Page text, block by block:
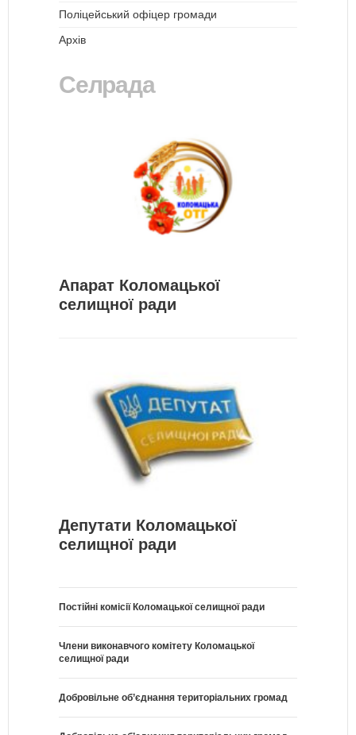
Поліцейський офіцер громади
Архів
Селрада
Апарат Коломацької
селищної ради
Депутати Коломацької
селищної ради
Постійні комісії Коломацької селищної ради
Члени виконавчого комітету Коломацької
селищної ради
Добровільне об’єднання територіальних громад